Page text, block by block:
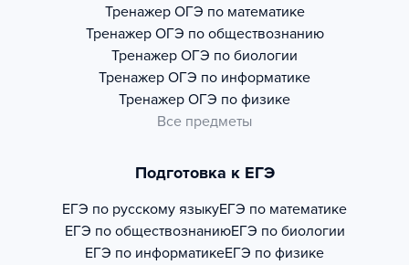
Тренажер ОГЭ по математике
Тренажер ОГЭ по обществознанию
Тренажер ОГЭ по биологии
Тренажер ОГЭ по информатике
Тренажер ОГЭ по физике
Все предметы
Подготовка к ЕГЭ
ЕГЭ по русскому языкуЕГЭ по математике
ЕГЭ по обществознаниюЕГЭ по биологии
ЕГЭ по информатикеЕГЭ по физике